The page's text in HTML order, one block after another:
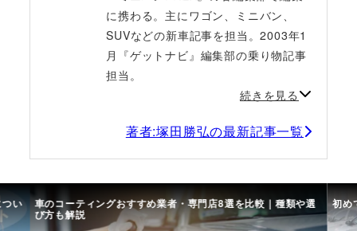
に携わる。主にワゴン、ミニバン、
SUVなどの新車記事を担当。2003年1
月『ゲットナビ』編集部の乗り物記事
担当。
続きを見る
著者:塚田勝弘の最新記事一覧
い 車のコーティングおすすめ業者・専門店8選を比較｜種類や選
び方も解説
初め